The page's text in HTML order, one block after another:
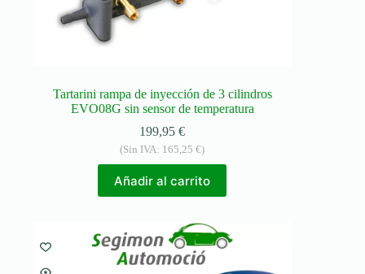
Tartarini rampa de inyección de 3 cilindros
EVO08G sin sensor de temperatura
199,95€
(Sin IVA: 165,25€)
Añadir al carrito